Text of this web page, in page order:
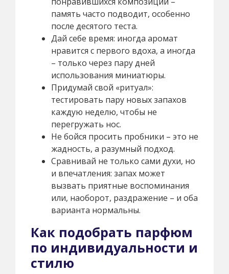
память часто подводит, особенно
после десятого теста.
Дай себе время: иногда аромат
нравится с первого вдоха, а иногда
– только через пару дней
использования миниатюры.
Придумай свой «ритуал»:
тестировать пару новых запахов
каждую неделю, чтобы не
перегружать нос.
Не бойся просить пробники – это не
жадность, а разумный подход.
Сравнивай не только сами духи, но
и впечатления: запах может
вызвать приятные воспоминания
или, наоборот, раздражение – и оба
варианта нормальны.
Как подобрать парфюм
по индивидуальности и
стилю